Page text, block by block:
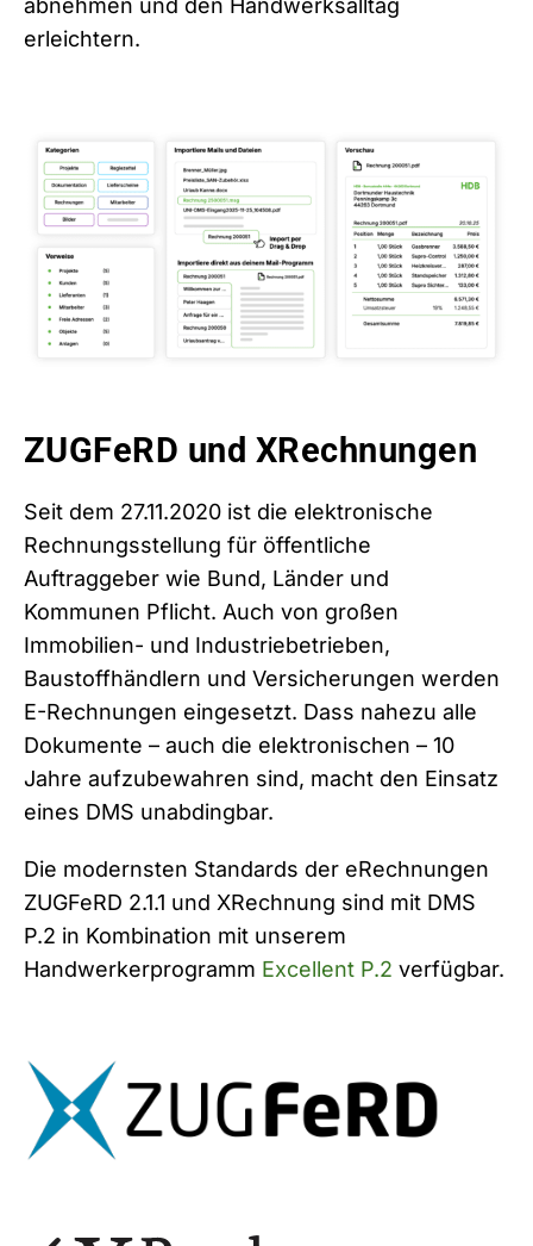
abnehmen und den Handwerksalltag
erleichtern.
ZUGFeRD und XRechnungen
Seit dem 27.11.2020 ist die elektronische
Rechnungsstellung für öffentliche
Auftraggeber wie Bund, Länder und
Kommunen Pflicht. Auch von großen
Immobilien- und Industriebetrieben,
Baustoffhändlern und Versicherungen werden
E-Rechnungen eingesetzt. Dass nahezu alle
Dokumente – auch die elektronischen – 10
Jahre aufzubewahren sind, macht den Einsatz
eines DMS unabdingbar.
Die modernsten Standards der eRechnungen
ZUGFeRD 2.1.1 und XRechnung sind mit DMS
P.2 in Kombination mit unserem
Handwerkerprogramm Excellent P.2 verfügbar.